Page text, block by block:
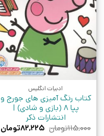
ادبیات انگلیس
کتاب رنگ آمیزی های جورج و
پپا 8 (بازی و شادی) |
انتشارات ذکر
۱۱۵,۰۰۰تومان قیمت
۸۲,۲۲۵تومان